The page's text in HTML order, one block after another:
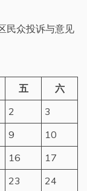
民众投诉与意见
五
六
2
3
9
10
16
17
23
24